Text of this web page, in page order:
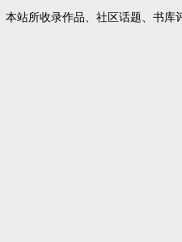
本站所收录作品、社区话题、书库